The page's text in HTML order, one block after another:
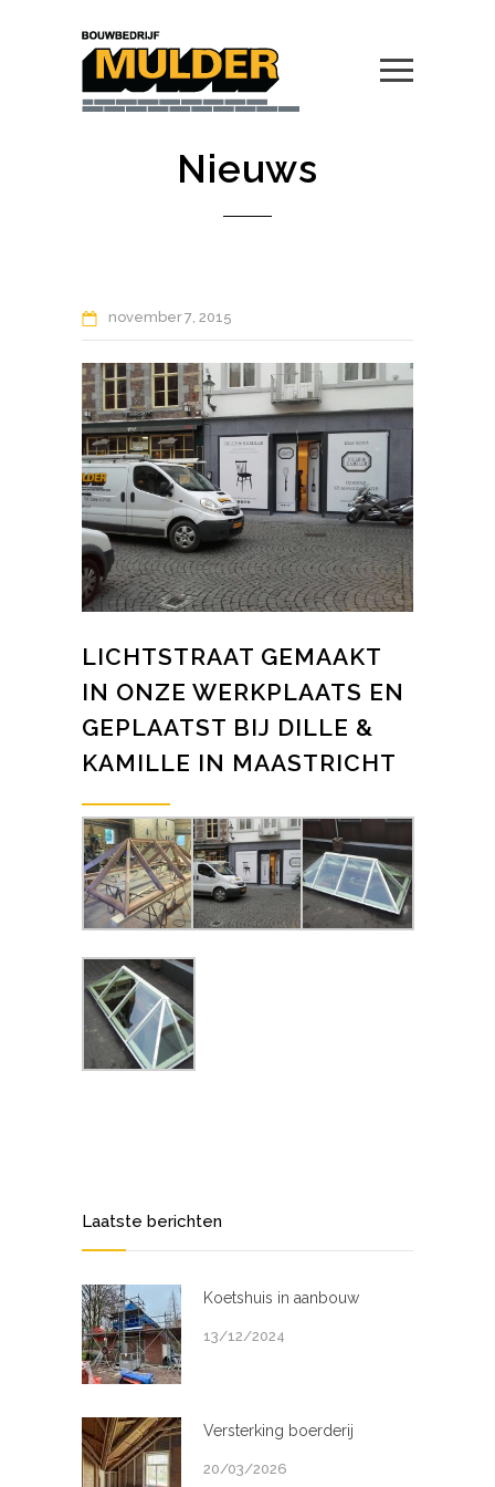
Nieuws
november7 2015
LICHTSTRAAT GEMAAKT
IN ONZE WERKPLAATS EN
GEPLAATST BIJ DILLE &
KAMILLE IN MAASTRICHT
Laatste berichten
Koetshuis in aanbouw
13/12/2024
Versterking boerderij
20/03/2026